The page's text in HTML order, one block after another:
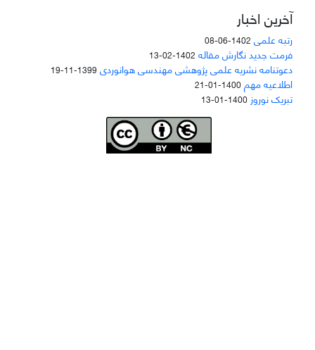
آخرین اخبار
رتبه علمی 1402-06-08
فرمت جدید نگارش مقاله 1402-02-13
دعوتنامه نشریه علمی پژوهشی مهندسی هوانوردی1399-11-19
اطلاعیه مهم1400-01-21
تبریک نوروز 1400-01-13